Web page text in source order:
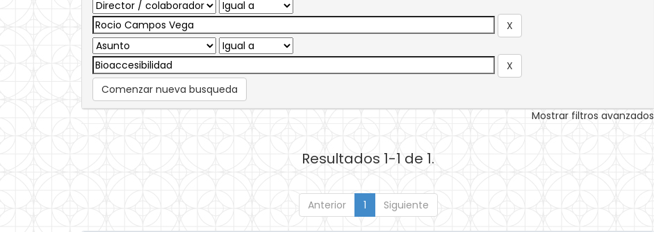
Comenzar nueva busqueda
Mostrar filtros avanzados
Resultados 1-1 de 1.
Anterior 1 Siguiente